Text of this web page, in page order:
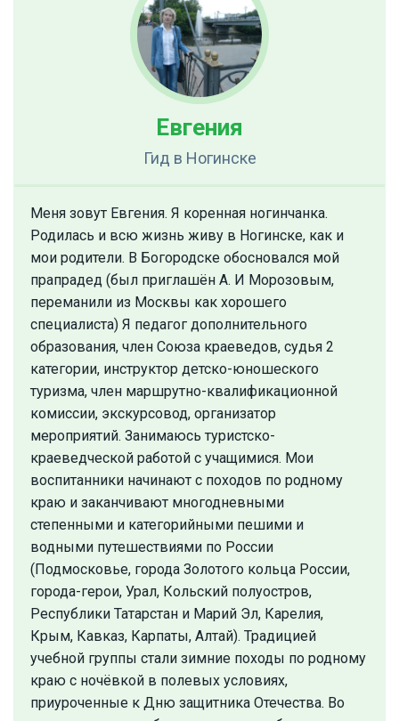
Евгения
Гид в Ногинске
Меня зовут Евгения. Я коренная ногинчанка.
Родилась и всю жизнь живу в Ногинске, как и
мои родители. В Богородске обосновался мой
прапрадед (был приглашён А. И Морозовым,
переманили из Москвы как хорошего
специалиста) Я педагог дополнительного
образования, член Союза краеведов, судья 2
категории, инструктор детско-юношеского
туризма, член маршрутно-квалификационной
комиссии, экскурсовод, организатор
мероприятий. Занимаюсь туристско-
краеведческой работой с учащимися. Мои
воспитанники начинают с походов по родному
краю и заканчивают многодневными
степенными и категорийными пешими и
водными путешествиями по России
(Подмосковье, города Золотого кольца России,
города-герои, Урал, Кольский полуостров,
Республики Татарстан и Марий Эл, Карелия,
Крым, Кавказ, Карпаты, Алтай). Традицией
учебной группы стали зимние походы по родному
краю с ночёвкой в полевых условиях,
приуроченные к Дню защитника Отечества. Во